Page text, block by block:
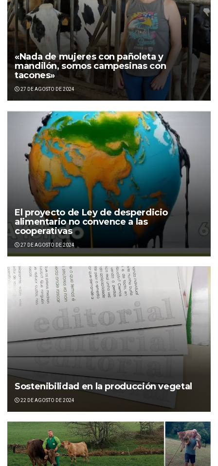
«Nada de mujeres con pañoleta y
mandilón, somos campesinas con
tacones»
27 DE AGOSTO DE 2024
El proyecto de Ley de desperdicio
alimentario no convence a las
cooperativas
27 DE AGOSTO DE 2024
Sostenibilidad en la producción vegetal
22 DE AGOSTO DE 2024